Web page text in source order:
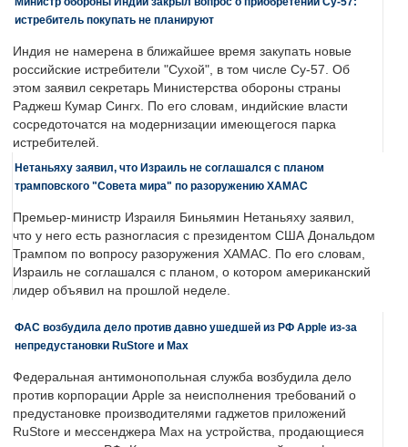
истребитель покупать не планируют
Индия не намерена в ближайшее время закупать новые
российские истребители "Сухой", в том числе Су-57. Об
этом заявил секретарь Министерства обороны страны
Раджеш Кумар Сингх. По его словам, индийские власти
сосредоточатся на модернизации имеющегося парка
истребителей.
Нетаньяху заявил, что Израиль не соглашался с планом
трамповского "Совета мира" по разоружению ХАМАС
Премьер-министр Израиля Биньямин Нетаньяху заявил,
что у него есть разногласия с президентом США Дональдом
Трампом по вопросу разоружения ХАМАС. По его словам,
Израиль не соглашался с планом, о котором американский
лидер объявил на прошлой неделе.
ФАС возбудила дело против давно ушедшей из РФ Apple из-за
непредустановки RuStore и Max
Федеральная антимонопольная служба возбудила дело
против корпорации Apple за неисполнения требований о
предустановке производителями гаджетов приложений
RuStore и мессенджера Max на устройства, продающиеся